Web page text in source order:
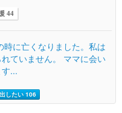
44
に亡くなりました。私は
ていません。 ママに会い
...
したい 106